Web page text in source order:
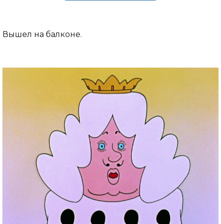
Вышел на балконе.